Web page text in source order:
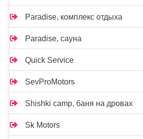
Paradise, комплекс отдыха
Paradise, сауна
Quick Service
SevProMotors
Shishki camp, баня на дровах
Sk Motors